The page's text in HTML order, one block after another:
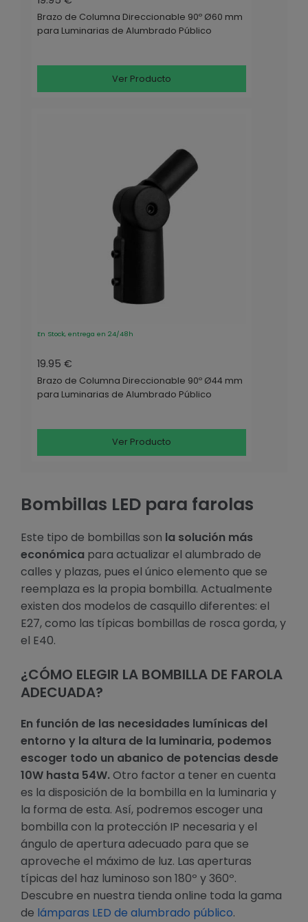
Brazo de Columna Direccionable 90º Ø60 mm
para Luminarias de Alumbrado Público
Ver Producto
En Stock, entrega en 24/48h
19.95 €
Brazo de Columna Direccionable 90º Ø44 mm
para Luminarias de Alumbrado Público
Ver Producto
Bombillas LED para farolas
Este tipo de bombillas son la solución más
económica para actualizar el alumbrado de
calles y plazas, pues el único elemento que se
reemplaza es la propia bombilla. Actualmente
existen dos modelos de casquillo diferentes: el
E27, como las típicas bombillas de rosca gorda, y
el E40.
¿CÓMO ELEGIR LA BOMBILLA DE FAROLA
ADECUADA?
En función de las necesidades lumínicas del
entorno y la altura de la luminaria, podemos
escoger todo un abanico de potencias desde
10W hasta 54W. Otro factor a tener en cuenta
es la disposición de la bombilla en la luminaria y
la forma de esta. Así, podremos escoger una
bombilla con la protección IP necesaria y el
ángulo de apertura adecuado para que se
aproveche el máximo de luz. Las aperturas
típicas del haz luminoso son 180º y 360º.
Descubre en nuestra tienda online toda la gama
de lámparas LED de alumbrado público.